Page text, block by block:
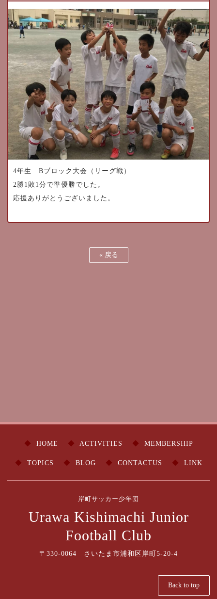
4年生 Bブロック大会（リーグ戦）
2勝1敗1分で準優勝でした。
応援ありがとうございました。
« 戻る
HOME ACTIVITIES MEMBERSHIP
TOPICS BLOG CONTACTUS LINK
岸町サッカー少年団
Urawa Kishimachi Junior
Football Club
〒330-0064 さいたま市浦和区岸町5-20-4
Back to top